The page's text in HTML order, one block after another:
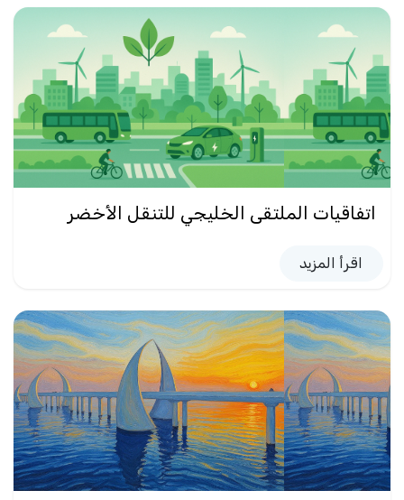
اتفاقيات الملتقى الخليجي للتنقل الأخضر
اقرأ المزيد